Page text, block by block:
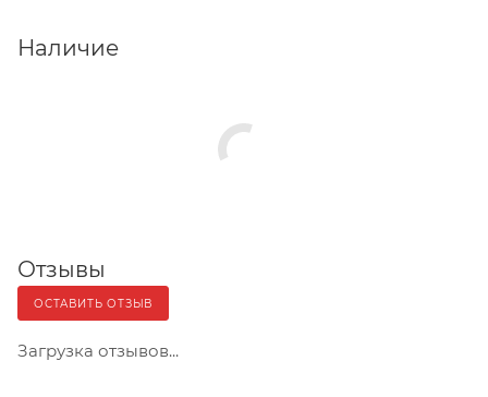
Наличие
Отзывы
ОСТАВИТЬ ОТЗЫВ
Загрузка отзывов...